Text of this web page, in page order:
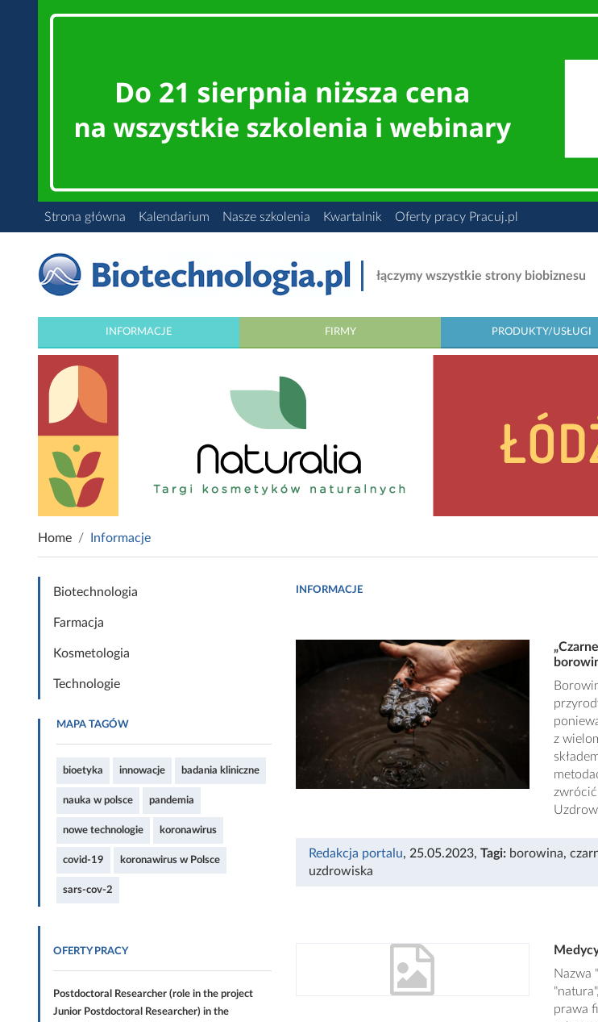
Strona główna Kalendarium Nasze szkolenia Kwartalnik Oferty pracy Pracuj.pl
łączymy wszystkie strony biobiznesu
INFORMACJE FIRMY PRODUKTY/USŁUGI
Home Informacje
Biotechnologia
Farmacja
Kosmetologia
Technologie
MAPA TAGÓW
bioetyka innowacje badania kliniczne
nauka w polsce pandemia
nowe technologie koronawirus
covid-19 koronawirus w Polsce
sars-cov-2
OFERTY PRACY
Postdoctoral Researcher (role in the project
Junior Postdoctoral Researcher) in the
INFORMACJE
z
Redakcja portalu, 25.05.2023, Tagi: borowina,
uzdrowiska
Nazwa
prawa